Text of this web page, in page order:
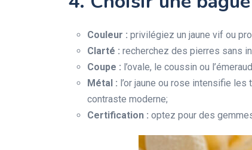
Couleur : privilégiez un jaune vif ou
Clarté : recherchez des pierres sans
Coupe : l’ovale, le coussin ou
Métal : l’or jaune ou rose intensifie
contraste moderne;
Certification : optez pour des